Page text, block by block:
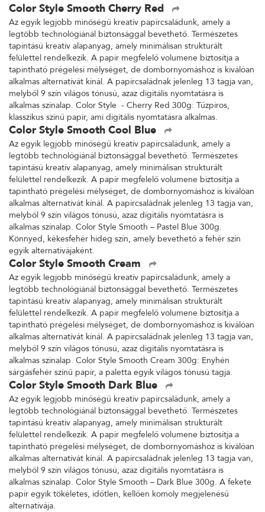
Color Style Smooth Cherry Red
Az egyik legjobb minőségű kreatív papírcsaládunk, amely a
legtöbb technológiánál biztonsággal bevethető. Természetes
tapintású kreatív alapanyag, amely minimálisan strukturált
felülettel rendelkezik. A papír megfelelő volumene biztosítja a
tapintható prégelési mélységet, de dombornyomáshoz is kiválóan
alkalmas alternatívát kínál. A papírcsaládnak jelenleg 13 tagja van,
melyből 9 szín világos tónusú, azaz digitális nyomtatásra is
alkalmas színalap. Color Style - Cherry Red 300g: Tűzpiros,
klasszikus színű papír, ami digitális nyomtatásra alkalmas.
Color Style Smooth Cool Blue
Az egyik legjobb minőségű kreatív papírcsaládunk, amely a
legtöbb technológiánál biztonsággal bevethető. Természetes
tapintású kreatív alapanyag, amely minimálisan strukturált
felülettel rendelkezik. A papír megfelelő volumene biztosítja a
tapintható prégelési mélységet, de dombornyomáshoz is kiválóan
alkalmas alternatívát kínál. A papírcsaládnak jelenleg 13 tagja van,
melyből 9 szín világos tónusú, azaz digitális nyomtatásra is
alkalmas színalap. Color Style Smooth – Pastel Blue 300g.
Könnyed, kékesfehér hideg szín, amely bevethető a fehér szín
egyik alternatívájaként.
Color Style Smooth Cream
Az egyik legjobb minőségű kreatív papírcsaládunk, amely a
legtöbb technológiánál biztonsággal bevethető. Természetes
tapintású kreatív alapanyag, amely minimálisan strukturált
felülettel rendelkezik. A papír megfelelő volumene biztosítja a
tapintható prégelési mélységet, de dombornyomáshoz is kiválóan
alkalmas alternatívát kínál. A papírcsaládnak jelenleg 13 tagja van,
melyből 9 szín világos tónusú, azaz digitális nyomtatásra is
alkalmas színalap. Color Style Smooth Cream 300g: Enyhén
sárgásfehér színű papír, a paletta egyik világos tónusú tagja.
Color Style Smooth Dark Blue
Az egyik legjobb minőségű kreatív papírcsaládunk, amely a
legtöbb technológiánál biztonsággal bevethető. Természetes
tapintású kreatív alapanyag, amely minimálisan strukturált
felülettel rendelkezik. A papír megfelelő volumene biztosítja a
tapintható prégelési mélységet, de dombornyomáshoz is kiválóan
alkalmas alternatívát kínál. A papírcsaládnak jelenleg 13 tagja van,
melyből 9 szín világos tónusú, azaz digitális nyomtatásra is
alkalmas színalap. Color Style Smooth – Dark Blue 300g. A fekete
papír egyik tökéletes, időtlen, kellően komoly megjelenésű
alternatívája.